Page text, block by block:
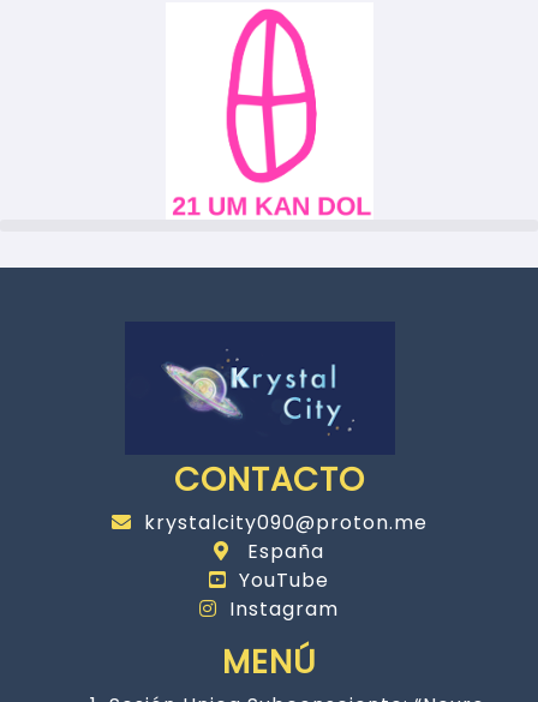
CONTACTO
krystalcity090@proton.me
España
YouTube
Instagram
MENÚ